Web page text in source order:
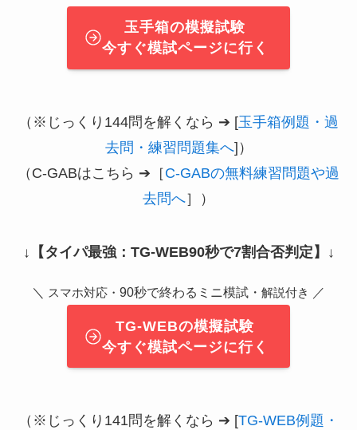
玉手箱の模擬試験
今すぐ模試ページに行く
（※じっくり144問を解くなら ➔ [玉手箱例題・過
去問・練習問題集へ]）
（C-GABはこちら ➔［C-GABの無料練習問題や過
去問へ］）
↓ 【タイパ最強：TG-WEB90秒で7割合否判定】 ↓
＼ スマホ対応・ 90秒で終わるミニ模試・ 解説付き ／
TG-WEBの模擬試験
今すぐ模試ページに行く
（※じっくり141問を解くなら ➔ [TG-WEB例題・